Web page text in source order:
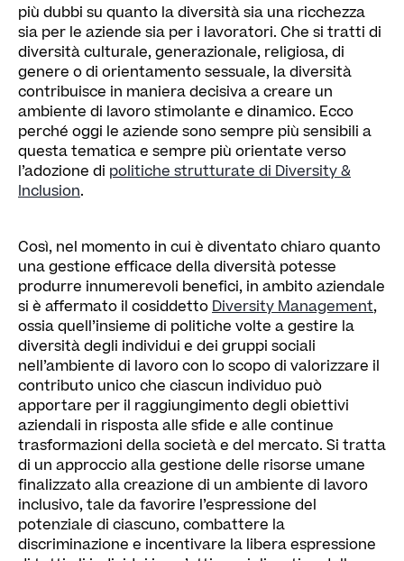
più dubbi su quanto la diversità sia una ricchezza
sia per le aziende sia per i lavoratori. Che si tratti di
diversità culturale, generazionale, religiosa, di
genere o di orientamento sessuale, la diversità
contribuisce in maniera decisiva a creare un
ambiente di lavoro stimolante e dinamico. Ecco
perché oggi le aziende sono sempre più sensibili a
questa tematica e sempre più orientate verso
l’adozione di politiche strutturate di Diversity &
Inclusion.
Così, nel momento in cui è diventato chiaro quanto
una gestione efficace della diversità potesse
produrre innumerevoli benefici, in ambito aziendale
si è affermato il cosiddetto Diversity Management,
ossia quell’insieme di politiche volte a gestire la
diversità degli individui e dei gruppi sociali
nell’ambiente di lavoro con lo scopo di valorizzare il
contributo unico che ciascun individuo può
apportare per il raggiungimento degli obiettivi
aziendali in risposta alle sfide e alle continue
trasformazioni della società e del mercato. Si tratta
di un approccio alla gestione delle risorse umane
finalizzato alla creazione di un ambiente di lavoro
inclusivo, tale da favorire l’espressione del
potenziale di ciascuno, combattere la
discriminazione e incentivare la libera espressione